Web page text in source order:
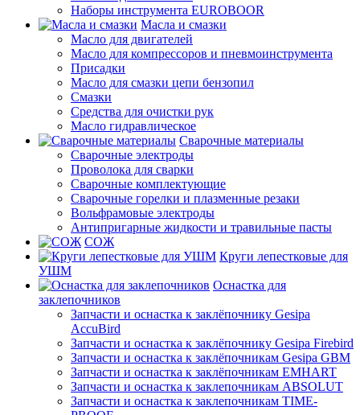
Наборы инструмента EUROBOOR
Масла и смазки
Масло для двигателей
Масло для компрессоров и пневмоинструмента
Присадки
Масло для смазки цепи бензопил
Смазки
Средства для очистки рук
Масло гидравлическое
Сварочные материалы
Сварочные электроды
Проволока для сварки
Сварочные комплектующие
Сварочные горелки и плазменные резаки
Вольфрамовые электроды
Антипригарные жидкости и травильные пасты
СОЖ
Круги лепестковые для
УШМ
Оснастка для
заклепочников
Запчасти и оснастка к заклёпочнику Gesipa
AccuBird
Запчасти и оснастка к заклёпочнику Gesipa Firebird
Запчасти и оснастка к заклёпочникам Gesipa GBM
Запчасти и оснастка к заклёпочникам EMHART
Запчасти и оснастка к заклепочникам ABSOLUT
Запчасти и оснастка к заклепочникам TIME-